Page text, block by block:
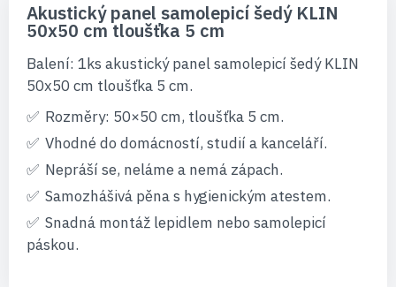
začátek
galerie
obrázky
Akustický panel samolepicí šedý KLIN
50x50 cm tloušťka 5 cm
Balení: 1ks akustický panel samolepicí šedý KLIN
50x50 cm tloušťka 5 cm.
Rozměry: 50×50 cm, tloušťka 5 cm.
Vhodné do domácností, studií a kanceláří.
Nepráší se, neláme a nemá zápach.
Samozhášivá pěna s hygienickým atestem.
Snadná montáž lepidlem nebo samolepicí
páskou.